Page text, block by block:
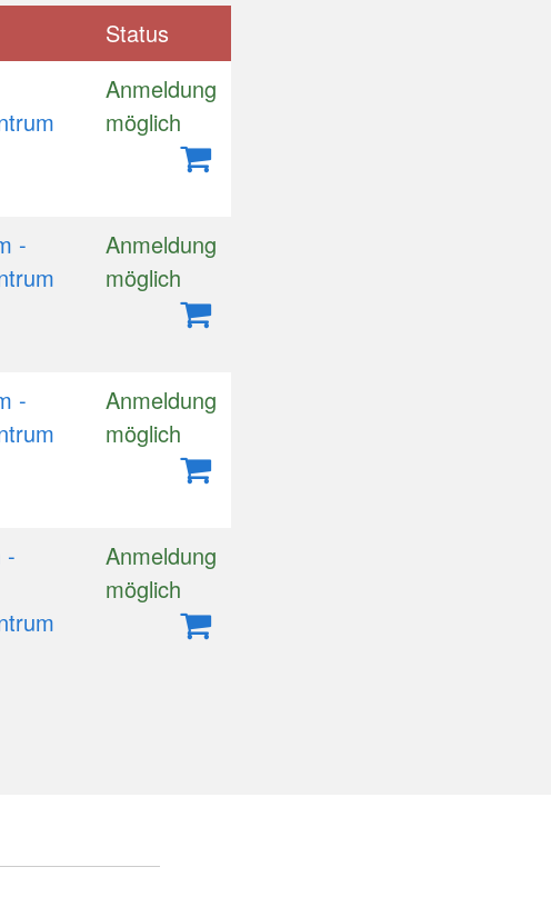
Status
Anmeldung
möglich
-
Anmeldung
möglich
-
Anmeldung
möglich
-
Anmeldung
möglich